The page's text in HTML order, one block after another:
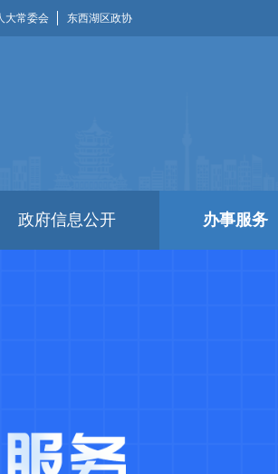
大常委会 东西湖区政协
政府信息公开 办事服务